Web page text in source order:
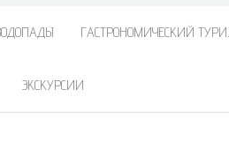
ГАСТРОНОМИЧЕСКИЙ
ЭКСКУРСИИ